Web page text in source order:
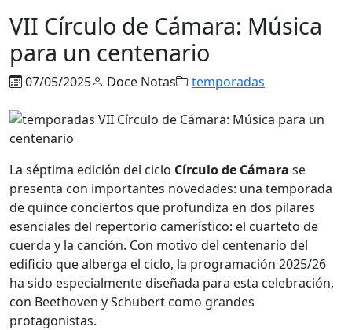
VII Círculo de Cámara: Música
para un centenario
07/05/2025 Doce Notas temporadas
La séptima edición del ciclo Círculo de Cámara se
presenta con importantes novedades: una temporada
de quince conciertos que profundiza en dos pilares
esenciales del repertorio camerístico: el cuarteto de
cuerda y la canción. Con motivo del centenario del
edificio que alberga el ciclo, la programación 2025/26
ha sido especialmente diseñada para esta celebración,
con Beethoven y Schubert como grandes
protagonistas.